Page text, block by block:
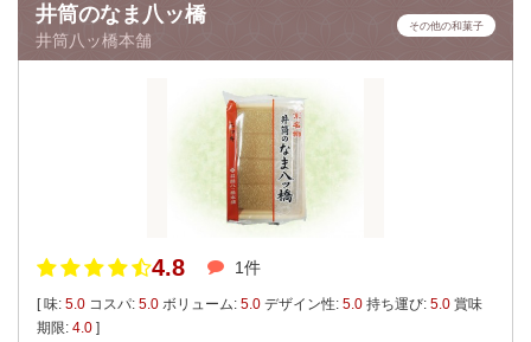
井筒のなま八ッ橋
井筒八ッ橋本舗
その他の和菓子
4.8 1件
[ 味: 5.0 コスパ: 5.0 ボリューム: 5.0 デザイン性: 5.0 持ち運び: 5.0 賞味
期限: 4.0 ]